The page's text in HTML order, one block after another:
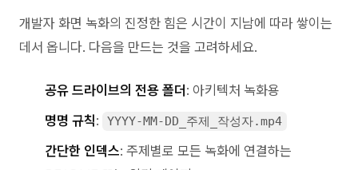
개발자 화면 녹화의 진정한 힘은 시간이 지남에 따라 쌓이는
데서 옵니다. 다음을 만드는 것을 고려하세요.
공유 드라이브의 전용 폴더 : 아키텍처 녹화용
명명 규칙: YYYY-MM-DD_주제_작성자.mp4
간단한 인덱스: 주제별로 모든 녹화에 연결하는